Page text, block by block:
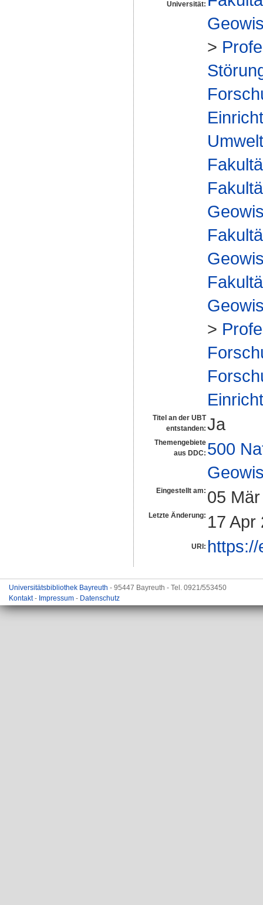
Universität:
>
>
Titel an der UBT
entstanden: Ja
Themengebiete
aus DDC: 500
Eingestellt am: 05
Letzte Änderung: 17 Apr
URI:
Universitätsbibliothek Bayreuth - 95447 Bayreuth - Tel. 0921/553450
Kontakt- Impressum - Datenschutz